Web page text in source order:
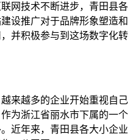
网技术不断进步，青田县各
设推广对于品牌形象塑造和
并积极参与到这场数字化转
来越多的企业开始重视自己
为浙江省丽水市下属的一个
近年来，青田县各大小企业